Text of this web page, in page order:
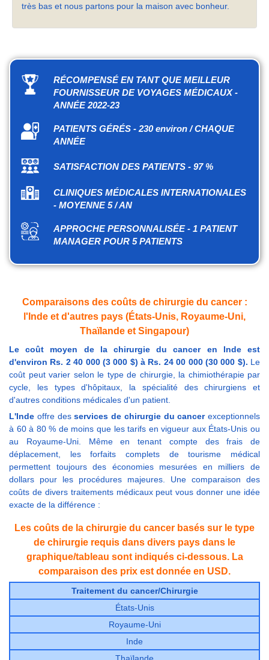
très bas et nous partons pour la maison avec bonheur.
RÉCOMPENSÉ EN TANT QUE MEILLEUR
FOURNISSEUR DE VOYAGES MÉDICAUX -
ANNÉE 2022-23
PATIENTS GÉRÉS - 230 environ / CHAQUE
ANNÉE
SATISFACTION DES PATIENTS - 97 %
CLINIQUES MÉDICALES INTERNATIONALES
- MOYENNE 5 / AN
APPROCHE PERSONNALISÉE - 1 PATIENT
MANAGER POUR 5 PATIENTS
Comparaisons des coûts de chirurgie du cancer :
l'Inde et d'autres pays (États-Unis, Royaume-Uni,
Thaïlande et Singapour)
Le coût moyen de la chirurgie du cancer en Inde est
d'environ Rs. 2 40 000 (3 000 $) à Rs. 24 00 000 (30 000 $). Le
coût peut varier selon le type de chirurgie, la chimiothérapie par
cycle, les types d'hôpitaux, la spécialité des chirurgiens et
d'autres conditions médicales d'un patient.
L'Inde offre desservices de chirurgie du cancerexceptionnels
à 60 à 80 % de moins que les tarifs en vigueur aux États-Unis ou
au Royaume-Uni. Même en tenant compte des frais de
déplacement, les forfaits complets de tourisme médical
permettent toujours des économies mesurées en milliers de
dollars pour les procédures majeures. Une comparaison des
coûts de divers traitements médicaux peut vous donner une idée
exacte de la différence :
Les coûts de la chirurgie du cancer basés sur le type
de chirurgie requis dans divers pays dans le
graphique/tableau sont indiqués ci-dessous. La
comparaison des prix est donnée en USD.
Traitement du cancer/Chirurgie
États-Unis
Royaume-Uni
Inde